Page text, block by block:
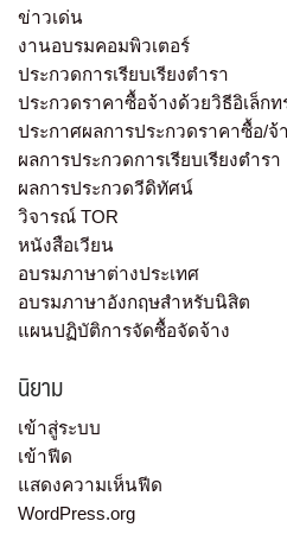
ข่าวเด่น
งานอบรมคอมพิวเตอร์
ประกวดการเรียบเรียงตำรา
ประกวดราคาซื้อจ้างด้วยวิธีอิเล็กท
ประกาศผลการประกวดราคาซื้อ/จ้
ผลการประกวดการเรียบเรียงตำรา
ผลการประกวดวีดิทัศน์
วิจารณ์ TOR
หนังสือเวียน
อบรมภาษาต่างประเทศ
อบรมภาษาอังกฤษสำหรับนิสิต
แผนปฏิบัติการจัดซื้อจัดจ้าง
นิยาม
เข้าสู่ระบบ
เข้าฟีด
แสดงความเห็นฟีด
WordPress.org